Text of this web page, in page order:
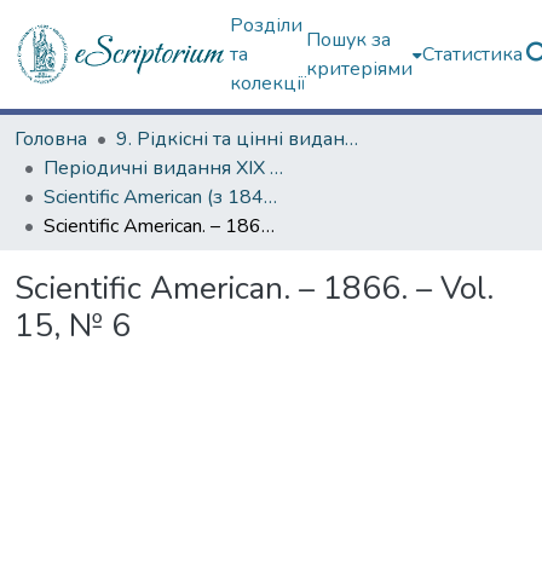
Розділи
та
колекції
Пошук за
критеріями
Статистика
Головна
9. Рідкісні та цінні видання
Періодичні видання ХІХ ст.
Scientific American (з 1845 р.)
Scientific American. – 1866. – Vol. 15, № 6
Scientific American. – 1866. – Vol.
15, № 6